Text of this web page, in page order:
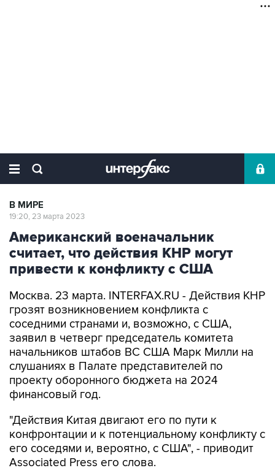
В МИРЕ
19:20, 23 марта 2023
Американский военачальник
считает, что действия КНР могут
привести к конфликту с США
Москва. 23 марта. INTERFAX.RU - Действия КНР
грозят возникновением конфликта с
соседними странами и, возможно, с США,
заявил в четверг председатель комитета
начальников штабов ВС США Марк Милли на
слушаниях в Палате представителей по
проекту оборонного бюджета на 2024
финансовый год.
"Действия Китая двигают его по пути к
конфронтации и к потенциальному конфликту с
его соседями и, вероятно, с США", - приводит
Associated Press его слова.